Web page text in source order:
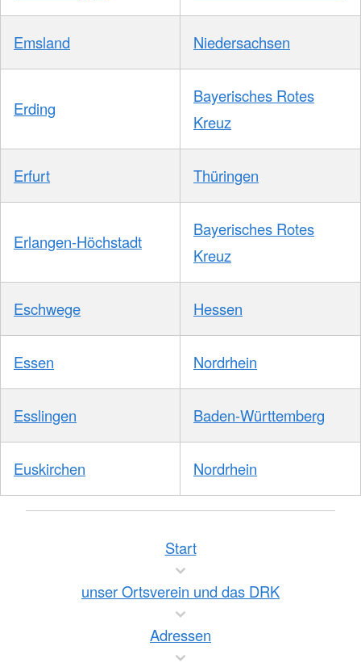
Emsland Niedersachsen
Erding
Bayerisches Rotes
Kreuz
Erfurt Thüringen
Erlangen-Höchstadt
Bayerisches Rotes
Kreuz
Eschwege Hessen
Essen Nordrhein
Esslingen Baden-Württemberg
Euskirchen Nordrhein
Start
unser Ortsverein und das DRK
Adressen